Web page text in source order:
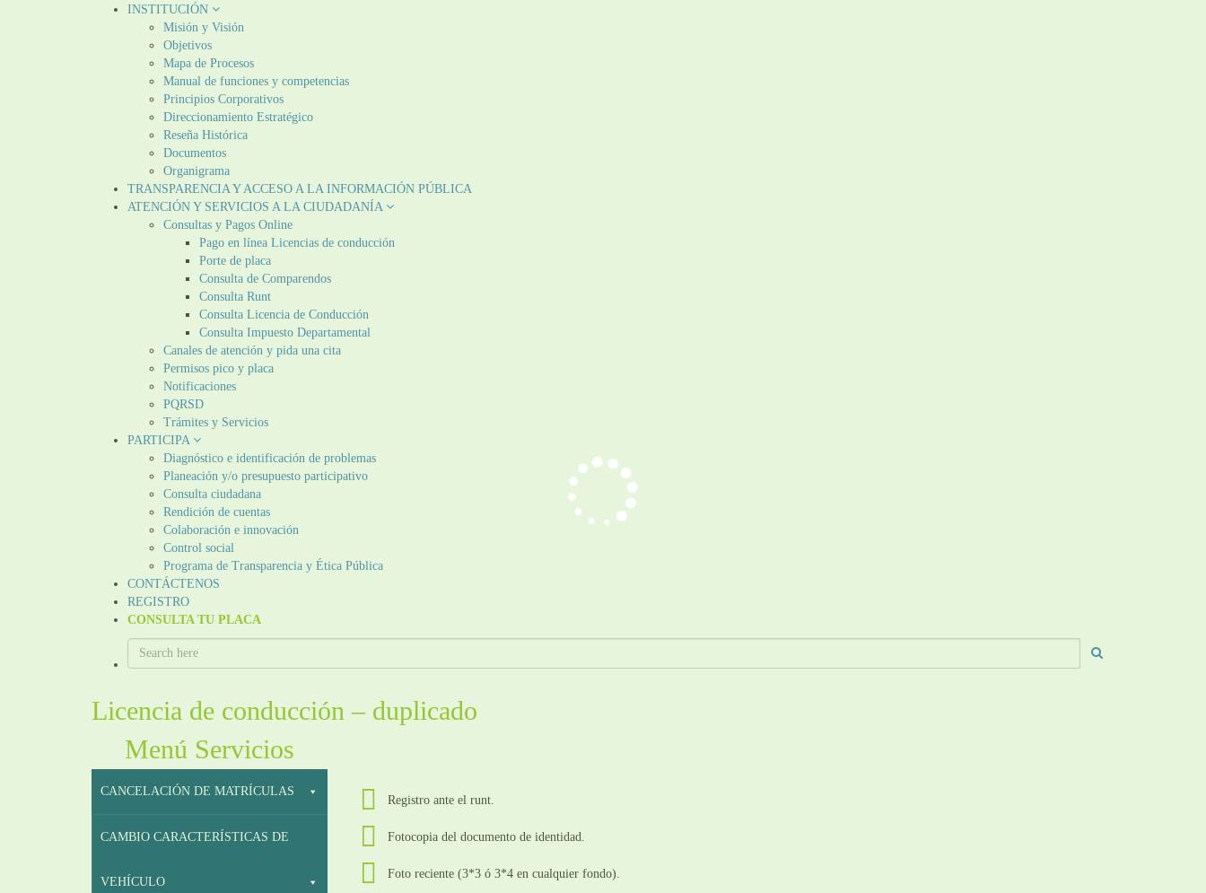
INSTITUCIÓN
Misión y Visión
Objetivos
Mapa de Procesos
Manual de funciones y competencias
Principios Corporativos
Direccionamiento Estratégico
Reseña Histórica
Documentos
Organigrama
TRANSPARENCIA Y ACCESO A LA INFORMACIÓN PÚBLICA
ATENCIÓN Y SERVICIOS A LA CIUDADANÍA
Consultas y Pagos Online
Pago en línea Licencias de conducción
Porte de placa
Consulta de Comparendos
Consulta Runt
Consulta Licencia de Conducción
Consulta Impuesto Departamental
Canales de atención y pida una cita
Permisos pico y placa
Notificaciones
PQRSD
Trámites y Servicios
PARTICIPA
Diagnóstico e identificación de problemas
Planeación y/o presupuesto participativo​
Consulta ciudadana
Rendición de cuentas
Colaboración e innovación
Control social
Programa de Transparencia y Ética Pública
CONTÁCTENOS
REGISTRO
CONSULTA TU PLACA
Licencia de conducción – duplicado
Menú Servicios
CANCELACIÓN DE MATRÍCULAS
CAMBIO CARACTERÍSTICAS DE
VEHÍCULO
Registro ante el runt.
Fotocopia del documento de identidad.
Foto reciente (3*3 ó 3*4 en cualquier fondo).